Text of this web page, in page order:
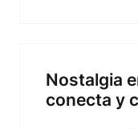
Nostalgia
conecta y